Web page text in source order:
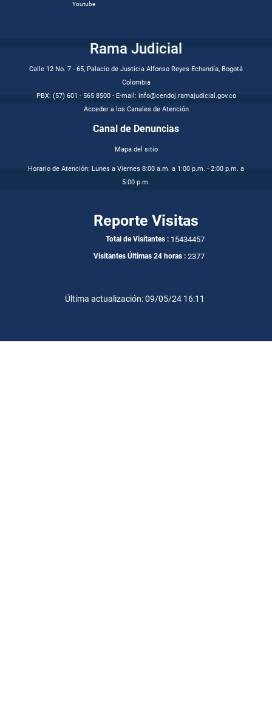
Youtube
Rama Judicial
Calle 12 No. 7 - 65, Palacio de Justicia Alfonso Reyes Echandía, Bogotá
Colombia
PBX: (57) 601 - 565 8500 - E-mail: info@cendoj.ramajudicial.gov.co
Acceder a los Canales de Atención
Canal de Denuncias
Mapa del sitio
Horario de Atención: Lunes a Viernes 8:00 a.m. a 1:00 p.m. - 2:00 p.m. a
5:00 p.m.
Reporte Visitas
Total de Visitantes : 15434457
Visitantes Últimas 24 horas : 2377
Última actualización: 09/05/24 16:11